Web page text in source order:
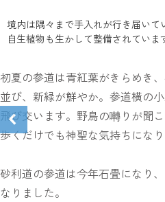
境内は隅々まで手入れが行き届いて
自生植物も生かして整備されていま
初夏の参道は青紅葉がきらめき
並び、新緑が鮮やか。参道横の
飛び交います。野鳥の囀りが聞
歩くだけでも神聖な気持ちになり
砂利道の参道は今年石畳になり
なりました。